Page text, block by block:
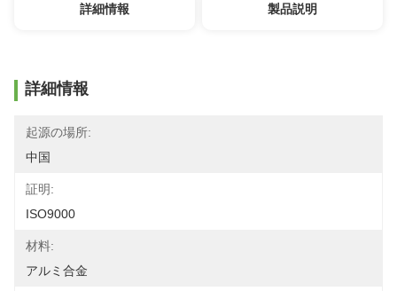
詳細情報 製品説明
詳細情報
起源の場所:
中国
証明:
ISO9000
材料:
アルミ合金